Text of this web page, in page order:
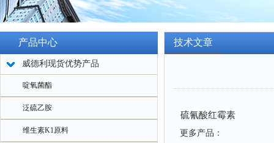
产品中心
威德利现货优势产品
啶氧菌酯
泛硫乙胺
维生素K1原料
技术文章
硫氰酸红霉素
更多产品：